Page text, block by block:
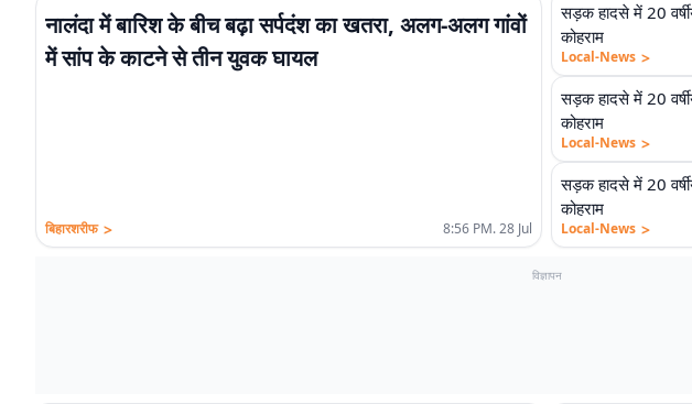
नालंदा में बारिश के बीच बढ़ा सर्पदंश का खतरा, अलग-अलग गांवों
में सांप के काटने से तीन युवक घायल
बिहारशरीफ > 8:56 PM. 28 Jul
सड़क हादसे में 20
कोहराम
Local-News >
सड़क हादसे में 20
कोहराम
Local-News >
सड़क हादसे में 20
कोहराम
Local-News >
विज्ञापन